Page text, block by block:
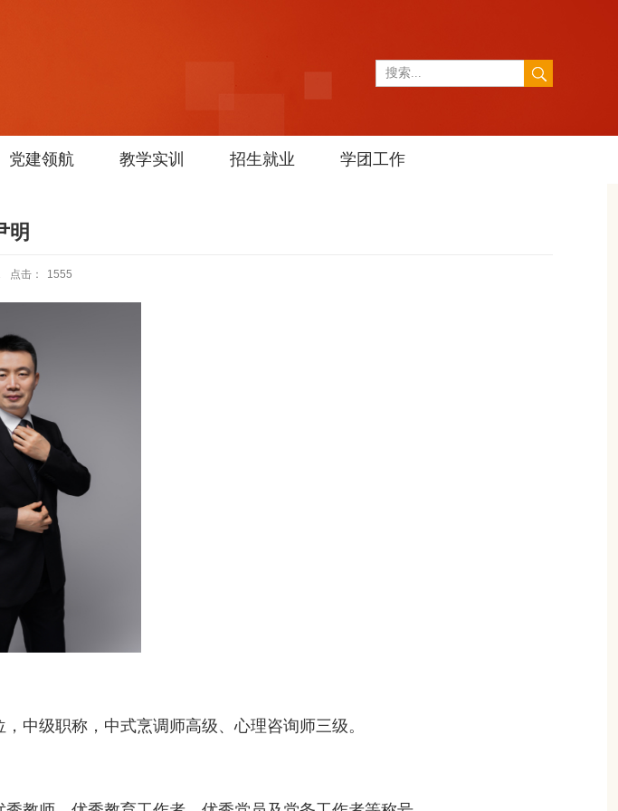
党建领航 教学实训 招生就业 学团工作
明
点击： 1555
中级职称， 中式烹调师高级、心理咨询师三级。